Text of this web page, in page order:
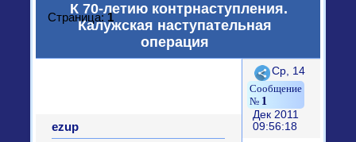
К 70-летию контрнаступления.
Калужская наступательная
операция
Страница:1
Поделиться
1
Ср, 14
Дек 2011
09:56:18
ezup